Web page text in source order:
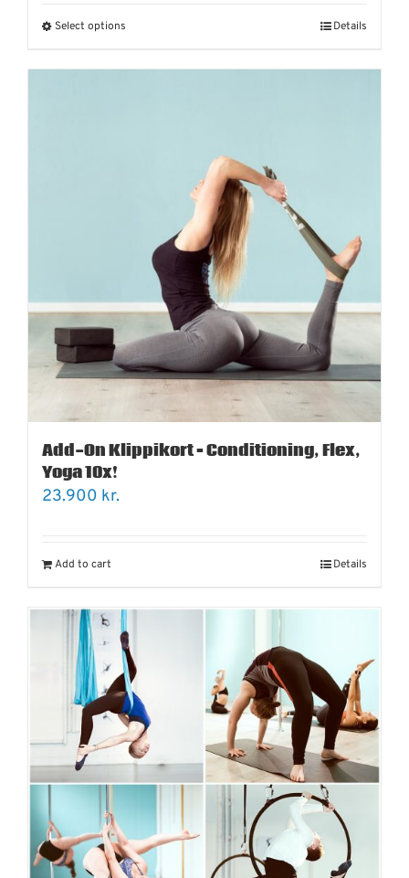
Select options Details
Add-On Klippikort – Conditioning, Flex,
Yoga 10x!
23.900 kr.
Add to cart Details